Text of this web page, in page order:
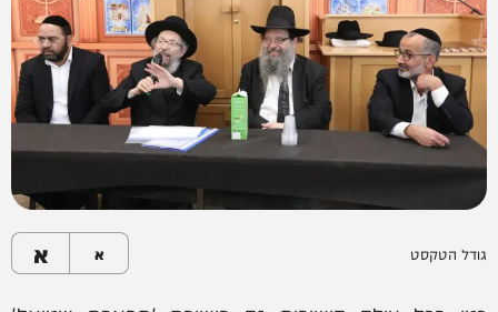
גודל הטקסט א א